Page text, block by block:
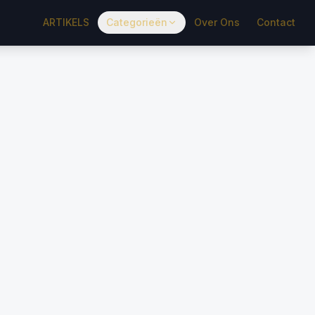
ARTIKELS Categorieën Over Ons Contact